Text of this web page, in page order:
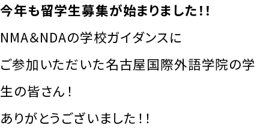
今年も留学生募集が始まりました！！
NMA＆NDAの学校ガイダンスに
ご参加いただいた名古屋国際外語学院の学
生の皆さん！
ありがとうございました！！